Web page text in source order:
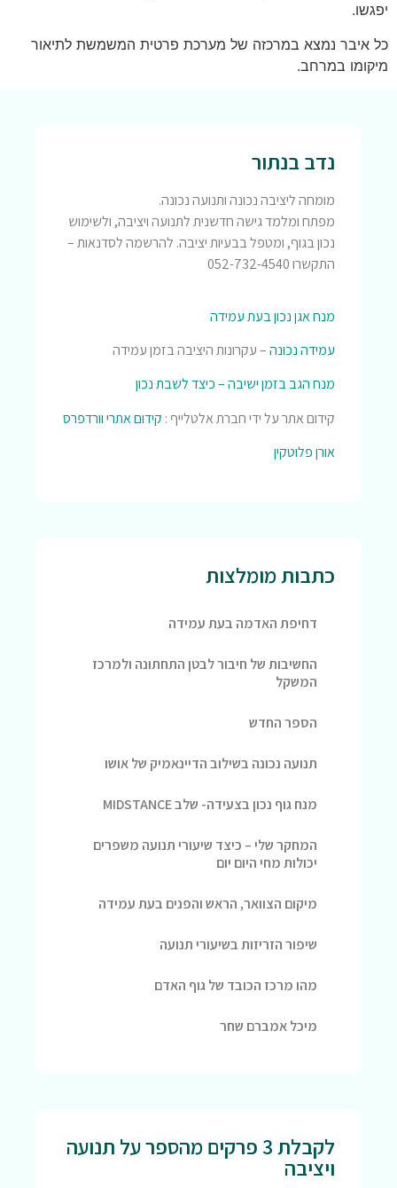
יפגשו.
כל איבר נמצא במרכזה של מערכת פרטית המשמשת לתיאור
מיקומו במרחב.
נדב בנתור
מומחה ליציבה נכונה ותנועה נכונה.
מפתח ומלמד גישה חדשנית לתנועה ויציבה, ולשימוש
נכון בגוף, ומטפל בבעיות יציבה. להרשמה לסדנאות –
התקשרו 052-732-4540
מנח אגן נכון בעת עמידה
עמידה נכונה– עקרונות היציבה בזמן עמידה
מנח הגב בזמן ישיבה – כיצד לשבת נכון
קידום אתר על ידי חברת אלטלייף : קידום אתרי וורדפרס
אורן פלוטקין
כתבות מומלצות
דחיפת האדמה בעת עמידה
החשיבות של חיבור לבטן התחתונה ולמרכז
המשקל
הספר החדש
תנועה נכונה בשילוב הדיינאמיק של אושו
מנח גוף נכון בצעידה- שלב MIDSTANCE
המחקר שלי – כיצד שיעורי תנועה משפרים
יכולות מחי היום יום
מיקום הצוואר, הראש והפנים בעת עמידה
שיפור הזריזות בשיעורי תנועה
מהו מרכז הכובד של גוף האדם
מיכל אמברם שחר
לקבלת 3 פרקים מהספר על תנועה
ויציבה